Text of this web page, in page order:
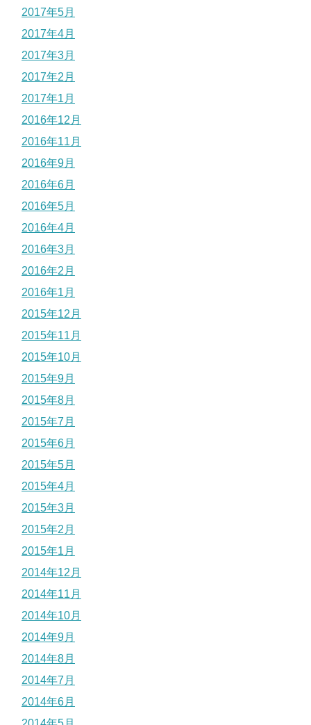
2017年5月
2017年4月
2017年3月
2017年2月
2017年1月
2016年12月
2016年11月
2016年9月
2016年6月
2016年5月
2016年4月
2016年3月
2016年2月
2016年1月
2015年12月
2015年11月
2015年10月
2015年9月
2015年8月
2015年7月
2015年6月
2015年5月
2015年4月
2015年3月
2015年2月
2015年1月
2014年12月
2014年11月
2014年10月
2014年9月
2014年8月
2014年7月
2014年6月